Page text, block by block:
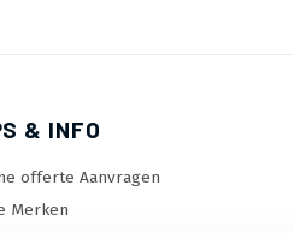
& INFO
offerte Aanvragen
Merken